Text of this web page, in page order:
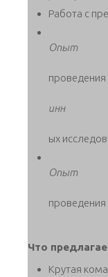
Работа с
Опыт
проведения
инн
ых
Опыт
проведения
Что
Крутая